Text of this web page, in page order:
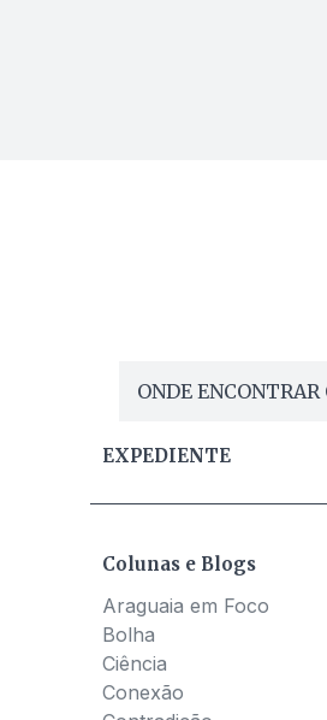
ONDE ENCONTRAR
EXPEDIENTE
Colunas e Blogs
Araguaia em Foco
Bolha
Ciência
Conexão